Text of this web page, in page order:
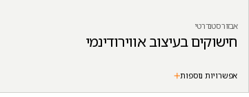
אבזור סטנדרטי
חישוקים בעיצוב אווירודינמי
אפשרויות נוספות